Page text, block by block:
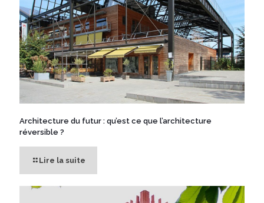
Architecture du futur : qu’est ce que l’architecture
réversible ?
Lire la suite